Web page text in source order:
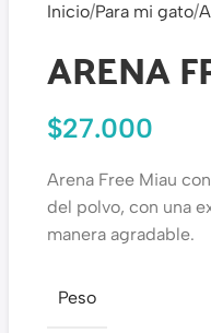
Inicio Para mi gato
ARENA
$27.000
Arena Free Miau
del polvo, con una
manera agradable.
Peso